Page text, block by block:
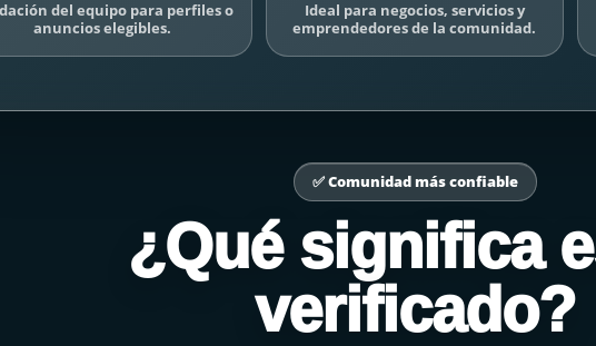
del equipo para perfiles o
anuncios elegibles.
Ideal para negocios, servicios y
emprendedores de la comunidad.
✅ Comunidad más confiable
¿Qué significa
verificado?